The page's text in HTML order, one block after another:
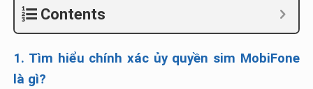
Contents
1. Tìm hiểu chính xác ủy quyền sim MobiFone
là gì?